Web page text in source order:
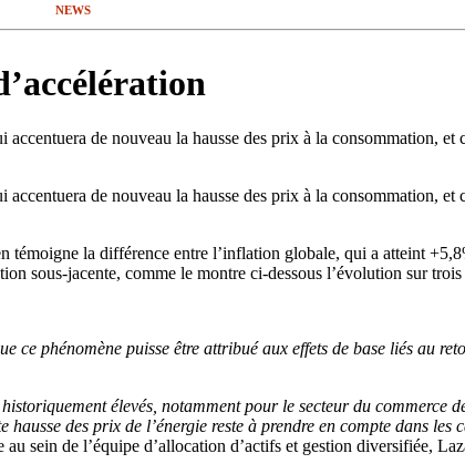
NEWS
de nouveau la hausse des prix à la consommation, et
de nouveau la hausse des prix à la consommation, et
témoigne la différence entre l’inflation globale, qui a atteint
sous-jacente, comme le montre ci-dessous l’évolution sur
phénomène puisse être attribué aux effets de base liés au
élevés, notamment pour le secteur du commerce
des prix de l’énergie reste à prendre en compte dans les
sein de l’équipe d’allocation d’actifs et gestion diversifiée,